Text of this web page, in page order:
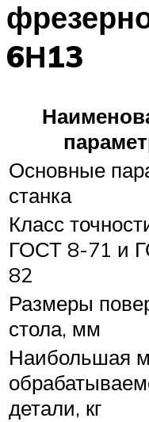
6Н13
Основные
станка
Класс
ГОСТ 8-71 и
82
Размеры
стола, мм
Наибольшая
детали, кг